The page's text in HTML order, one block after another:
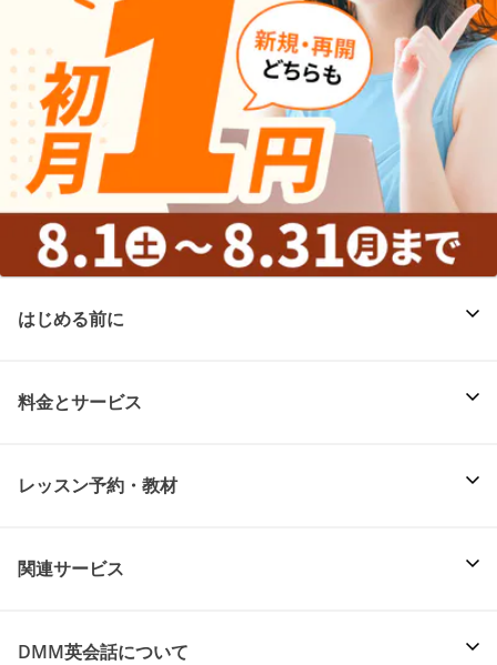
はじめる前に
料金とサービス
レッスン予約・教材
関連サービス
DMM英会話について